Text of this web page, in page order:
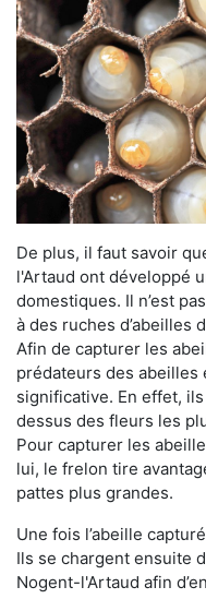
De plus, il faut savoir
l'Artaud ont développé
domestiques. Il n’est
à des ruches d’abeilles
Afin de capturer les
prédateurs des
significative. En effet,
dessus des fleurs les
Pour capturer les
lui, le frelon tire
pattes plus grandes.
Une fois l’abeille
Ils se chargent ensuite
Nogent-l'Artaud afin